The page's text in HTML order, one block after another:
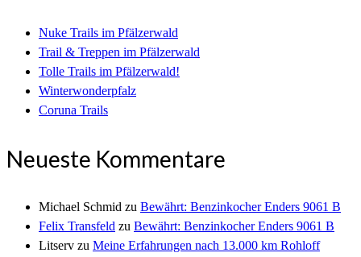
Nuke Trails im Pfälzerwald
Trail & Treppen im Pfälzerwald
Tolle Trails im Pfälzerwald!
Winterwonderpfalz
Coruna Trails
Neueste Kommentare
Michael Schmid zu Bewährt: Benzinkocher Enders 9061 B
Felix Transfeld zu Bewährt: Benzinkocher Enders 9061 B
Litserv zu Meine Erfahrungen nach 13.000 km Rohloff